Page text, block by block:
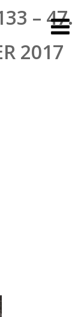
– 47.
2017